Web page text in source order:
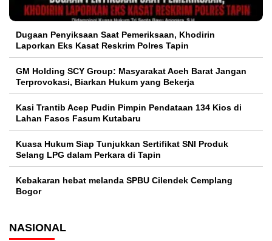
Dugaan Penyiksaan Saat Pemeriksaan, Khodirin
Laporkan Eks Kasat Reskrim Polres Tapin
GM Holding SCY Group: Masyarakat Aceh Barat Jangan
Terprovokasi, Biarkan Hukum yang Bekerja
Kasi Trantib Acep Pudin Pimpin Pendataan 134 Kios di
Lahan Fasos Fasum Kutabaru
Kuasa Hukum Siap Tunjukkan Sertifikat SNI Produk
Selang LPG dalam Perkara di Tapin
Kebakaran hebat melanda SPBU Cilendek Cemplang
Bogor
NASIONAL